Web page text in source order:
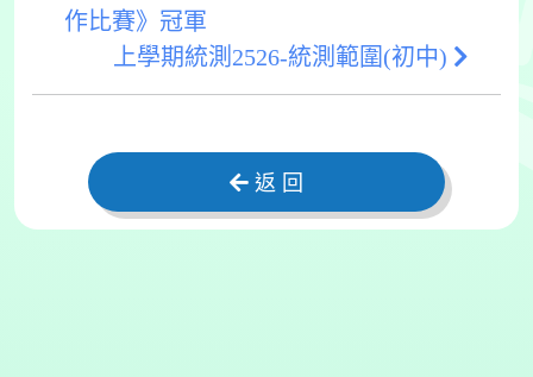
作比賽》冠軍
上學期統測2526-統測範圍(初中)
返 回